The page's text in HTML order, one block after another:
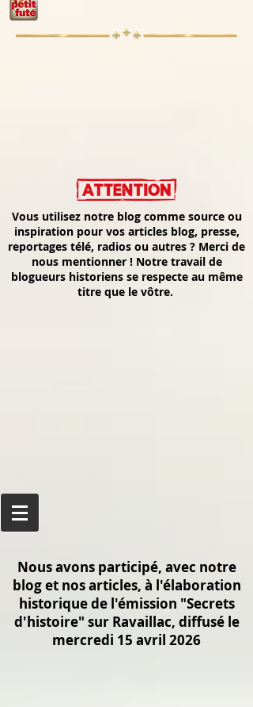
Vous utilisez notre blog comme source ou
inspiration pour vos articles blog, presse,
reportages télé, radios ou autres ? Merci de
nous mentionner ! Notre travail de
blogueurs historiens se respecte au même
titre que le vôtre.
Nous avons participé, avec notre
blog et nos articles, à l'élaboration
historique de l'émission "Secrets
d'histoire" sur Ravaillac, diffusé le
mercredi 15 avril 2026